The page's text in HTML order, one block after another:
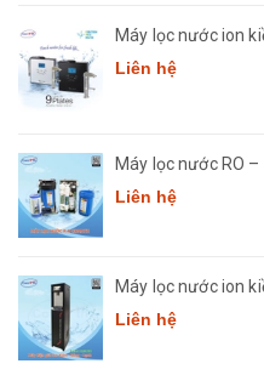
Máy lọc nước ion
Quốc
Liên hệ
Máy lọc nước RO
Liên hệ
Máy lọc nước ion
CM3668
Liên hệ